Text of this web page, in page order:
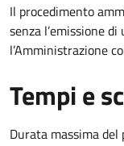
Il procedimento
senza l’emissione
l’Amministrazione
Tempi e
Durata massima